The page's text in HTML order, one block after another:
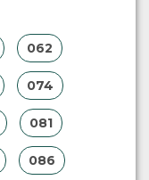
062
074
081
086